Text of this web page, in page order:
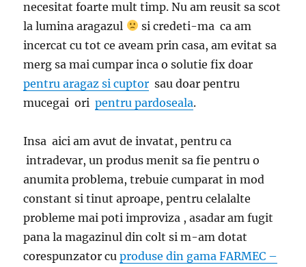
necesitat foarte mult timp. Nu am reusit sa scot
la lumina aragazul
si credeti-ma ca am
incercat cu tot ce aveam prin casa, am evitat sa
merg sa mai cumpar inca o solutie fix doar
pentru aragaz si cuptor sau doar pentru
mucegai oripentru pardoseala.
Insa aici am avut de invatat, pentru ca
intradevar, un produs menit sa fie pentru o
anumita problema, trebuie cumparat in mod
constant si tinut aproape, pentru celalalte
probleme mai poti improviza , asadar am fugit
pana la magazinul din colt si m-am dotat
corespunzator cuproduse din gama FARMEC –